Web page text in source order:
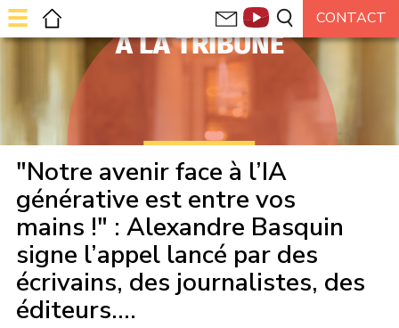
À LA TRIBUNE
"Notre avenir face à l’IA
générative est entre vos
mains !" : Alexandre Basquin
signe l’appel lancé par des
écrivains, des journalistes, des
éditeurs....